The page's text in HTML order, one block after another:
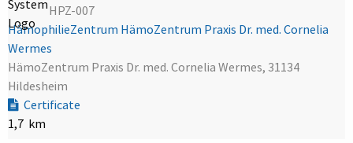
HPZ-007
HämophilieZentrum HämoZentrum Praxis Dr. med. Cornelia
Wermes
HämoZentrum Praxis Dr. med. Cornelia Wermes, 31134
Hildesheim
Certificate
1,7 km